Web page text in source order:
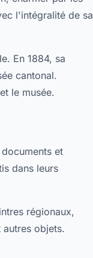
l'intégralité de sa
En 1884, sa
cantonal.
le musée.
et
dans leurs
régionaux,
objets.